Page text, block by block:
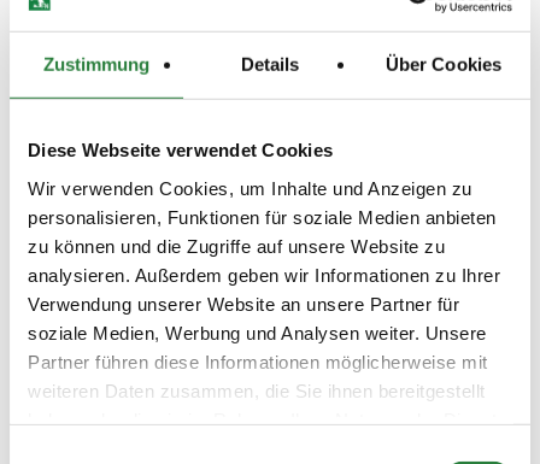
Zustimmung Details Über Cookies
Diese Webseite verwendet Cookies
Wir verwenden Cookies, um Inhalte und Anzeigen zu
personalisieren, Funktionen für soziale Medien anbieten
zu können und die Zugriffe auf unsere Website zu
analysieren. Außerdem geben wir Informationen zu Ihrer
Verwendung unserer Website an unsere Partner für
soziale Medien, Werbung und Analysen weiter. Unsere
Partner führen diese Informationen möglicherweise mit
weiteren Daten zusammen, die Sie ihnen bereitgestellt
Luxemburg
Rheinland
Rheinland-Pfalz
Saarland
Sachsen
Sachsen-Anhalt
Schleswig-Holstein
Thüringen
Weser-Ems
Westfalen